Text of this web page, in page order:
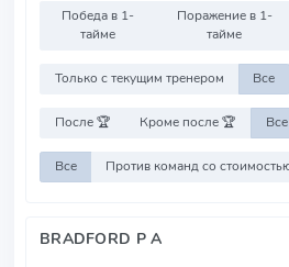
Победа в 1-
тайме
Поражение в 1-
тайме
Только с текущим тренером Все
После 🏆 Кроме после 🏆 Все
Все
BRADFORD P A